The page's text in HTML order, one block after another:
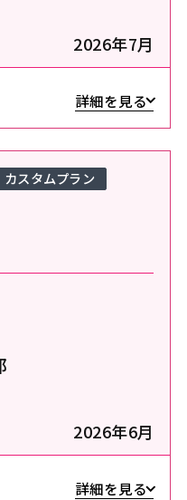
2026年7月
詳細を見る
2026年6月
カスタムプラン
詳細を見る